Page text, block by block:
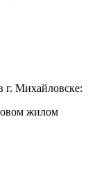
г. Михайловске:
жилом